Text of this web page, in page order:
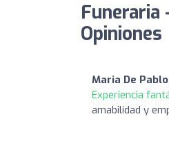
Funeraria
Opiniones
Maria De
Experiencia
amabilidad y